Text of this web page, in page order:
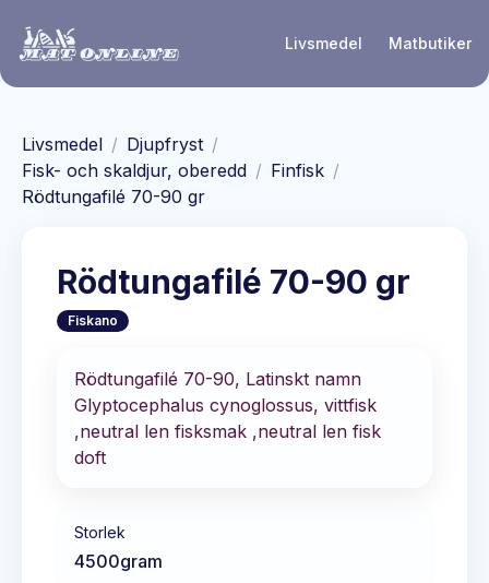
Livsmedel Matbutiker
Livsmedel / Djupfryst /
Fisk- och skaldjur, oberedd / Finfisk /
Rödtungafilé 70-90 gr
Rödtungafilé 70-90 gr
Fiskano
Rödtungafilé 70-90, Latinskt namn
Glyptocephalus cynoglossus, vittfisk
,neutral len fisksmak ,neutral len fisk
doft
Storlek
4500gram